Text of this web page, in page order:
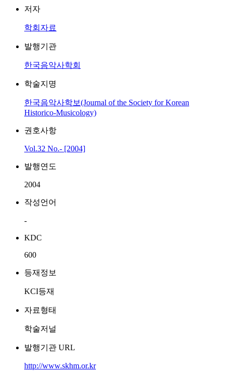
저자
학회자료
발행기관
한국음악사학회
학술지명
한국음악사학보(Journal of the Society for Korean
Historico-Musicology)
권호사항
Vol.32 No.- [2004]
발행연도
2004
작성언어
-
KDC
600
등재정보
KCI등재
자료형태
학술저널
발행기관 URL
http://www.skhm.or.kr